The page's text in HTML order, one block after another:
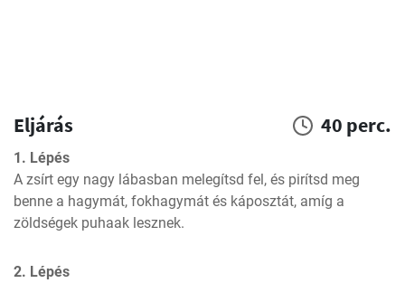
Eljárás 40 perc.
1. Lépés
A zsírt egy nagy lábasban melegítsd fel, és pirítsd meg
benne a hagymát, fokhagymát és káposztát, amíg a
zöldségek puhaak lesznek.
2. Lépés